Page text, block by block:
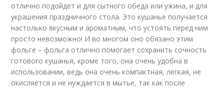
отлично подойдет и для сытного обеда или ужина, и для
украшения праздничного стола. Это кушанье получается
настолько вкусным и ароматным, что устоять перед ним
просто невозможно! И во многом оно обязано этим
фольге – фольга отлично помогает сохранить сочность
готового кушанья, кроме того, она очень удобна в
использовании, ведь она очень компактная, легкая, не
окисляется и не нуждается в мытье, так как после